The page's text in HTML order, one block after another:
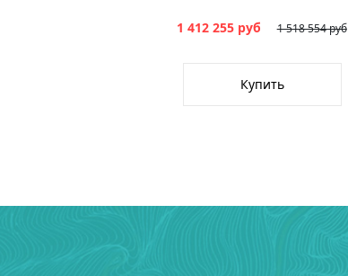
1 518 554 руб
1 412 255 руб
Купить